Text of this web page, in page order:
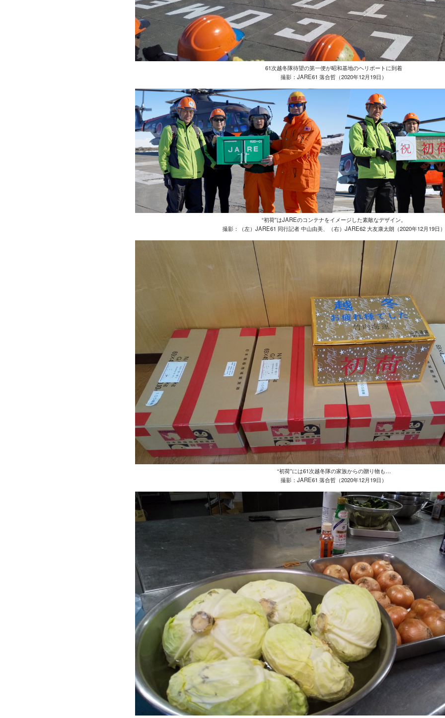
61次越冬隊待望の第一便が昭和基地のヘリポートに到着
撮影：JARE61 落合哲（2020年12月19日）
“初荷”はJAREのコンテナをイメージした素敵なデザイン。
撮影：（左）JARE61 同行記者 中山由美、（右）JARE62 大友康太朗（2020年12月19日）
“初荷”には61次越冬隊の家族からの贈り物も…
撮影：JARE61 落合哲（2020年12月19日）